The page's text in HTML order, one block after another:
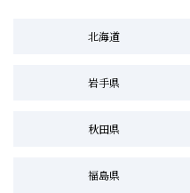
北海道
岩手県
秋田県
福島県